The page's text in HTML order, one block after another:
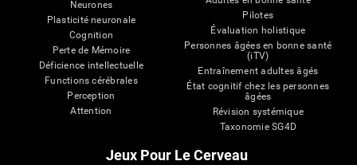
Neurones
Plasticité neuronale
Cognition
Perte de Mémoire
Déficience intellectuelle
Functions cérébrales
Perception
Attention
Pilotes
Évaluation holistique
Personnes âgées en bonne santé
(iTV)
Entraînement adultes âgés
État cognitif chez les personnes
âgées
Révision systémique
Taxonomie SG4D
Jeux Pour Le Cerveau